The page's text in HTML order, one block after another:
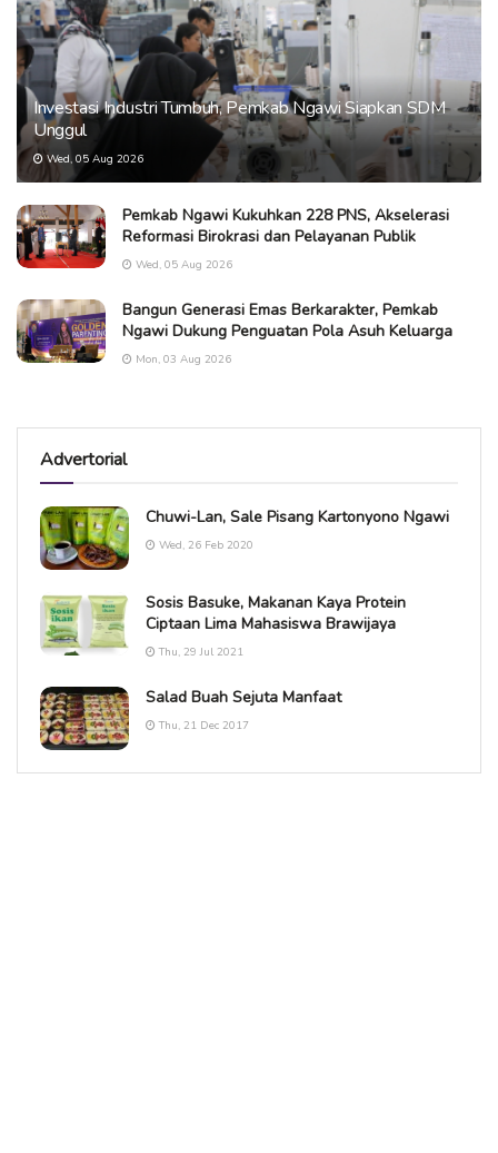
Investasi Industri Tumbuh, Pemkab Ngawi Siapkan SDM
Unggul
Wed, 05 Aug 2026
Pemkab Ngawi Kukuhkan 228 PNS, Akselerasi
Reformasi Birokrasi dan Pelayanan Publik
Wed, 05 Aug 2026
Bangun Generasi Emas Berkarakter, Pemkab
Ngawi Dukung Penguatan Pola Asuh Keluarga
Mon, 03 Aug 2026
Advertorial
Chuwi-Lan, Sale Pisang Kartonyono Ngawi
Wed, 26 Feb 2020
Sosis Basuke, Makanan Kaya Protein
Ciptaan Lima Mahasiswa Brawijaya
Thu, 29 Jul 2021
Salad Buah Sejuta Manfaat
Thu, 21 Dec 2017